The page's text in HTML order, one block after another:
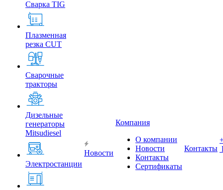
Сварка TIG
Плазменная
резка CUT
Сварочные
тракторы
Дизельные
генераторы
Mitsudiesel
Электростанции
Новости
Компания
О компании
Новости
Контакты
Сертификаты
Контакты